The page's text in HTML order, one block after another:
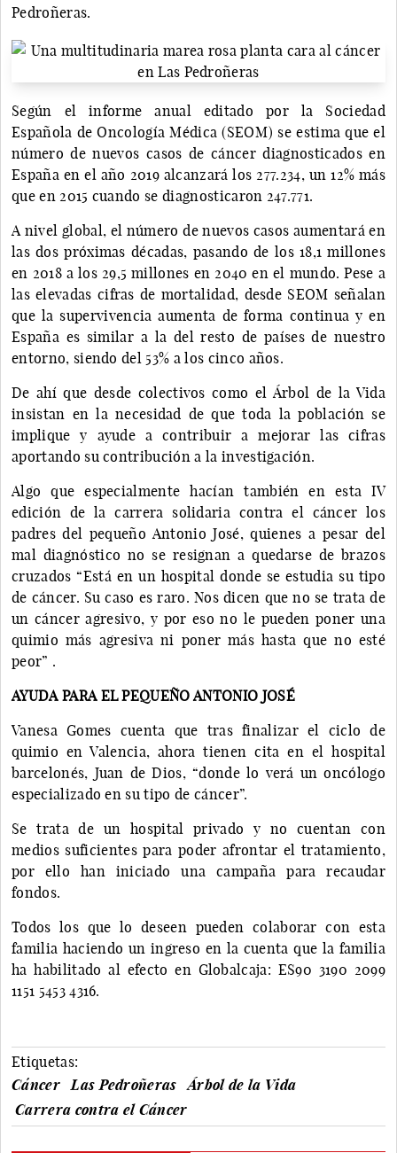
Pedroñeras.
Según el informe anual editado por la Sociedad
Española de Oncología Médica (SEOM) se estima que el
número de nuevos casos de cáncer diagnosticados en
España en el año 2019 alcanzará los 277.234, un 12% más
que en 2015 cuando se diagnosticaron 247.771.
A nivel global, el número de nuevos casos aumentará en
las dos próximas décadas, pasando de los 18,1 millones
en 2018 a los 29,5 millones en 2040 en el mundo. Pese a
las elevadas cifras de mortalidad, desde SEOM señalan
que la supervivencia aumenta de forma continua y en
España es similar a la del resto de países de nuestro
entorno, siendo del 53% a los cinco años.
De ahí que desde colectivos como el Árbol de la Vida
insistan en la necesidad de que toda la población se
implique y ayude a contribuir a mejorar las cifras
aportando su contribución a la investigación.
Algo que especialmente hacían también en esta IV
edición de la carrera solidaria contra el cáncer los
padres del pequeño Antonio José, quienes a pesar del
mal diagnóstico no se resignan a quedarse de brazos
cruzados “Está en un hospital donde se estudia su tipo
de cáncer. Su caso es raro. Nos dicen que no se trata de
un cáncer agresivo, y por eso no le pueden poner una
quimio más agresiva ni poner más hasta que no esté
peor” .
AYUDA PARA EL PEQUEÑO ANTONIO JOSÉ
Vanesa Gomes cuenta que tras finalizar el ciclo de
quimio en Valencia, ahora tienen cita en el hospital
barcelonés, Juan de Dios, “donde lo verá un oncólogo
especializado en su tipo de cáncer”.
Se trata de un hospital privado y no cuentan con
medios suficientes para poder afrontar el tratamiento,
por ello han iniciado una campaña para recaudar
fondos.
Todos los que lo deseen pueden colaborar con esta
familia haciendo un ingreso en la cuenta que la familia
ha habilitado al efecto en Globalcaja: ES90 3190 2099
1151 5453 4316.
Etiquetas:
Cáncer
Las Pedroñeras
Árbol de la Vida
Carrera contra el Cáncer